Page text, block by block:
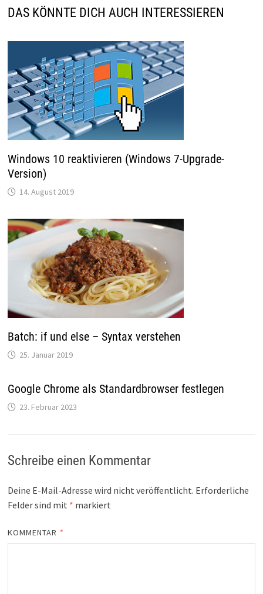
DAS KÖNNTE DICH AUCH INTERESSIEREN
Windows 10 reaktivieren (Windows 7-Upgrade-
Version)
14. August 2019
Batch: if und else – Syntax verstehen
25. Januar 2019
Google Chrome als Standardbrowser festlegen
23. Februar 2023
Schreibe einen Kommentar
Deine E-Mail-Adresse wird nicht veröffentlicht. Erforderliche
Felder sind mit * markiert
KOMMENTAR *